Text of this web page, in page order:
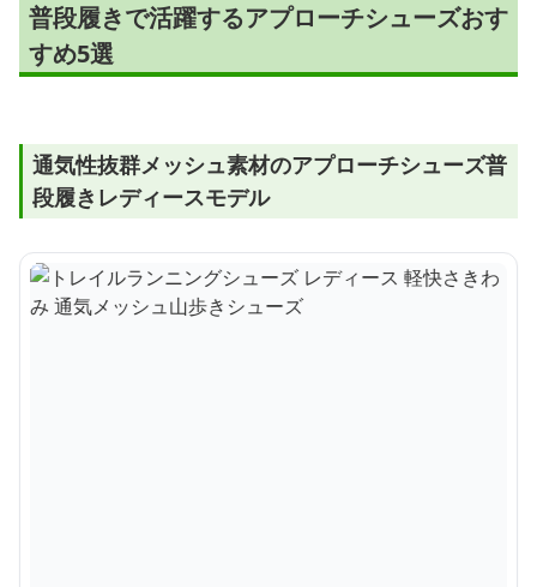
普段履きで活躍するアプローチシューズおす
すめ5選
通気性抜群メッシュ素材のアプローチシューズ普
段履きレディースモデル